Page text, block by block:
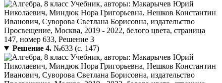
Решение 4.№633 (с. 147)